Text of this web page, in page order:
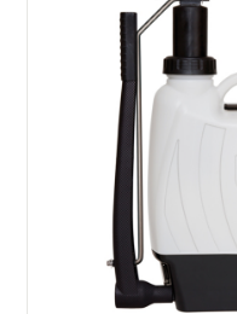
HOME
SHOP
CATALOGUE
ABOUT US
NEWS
CONTACTS